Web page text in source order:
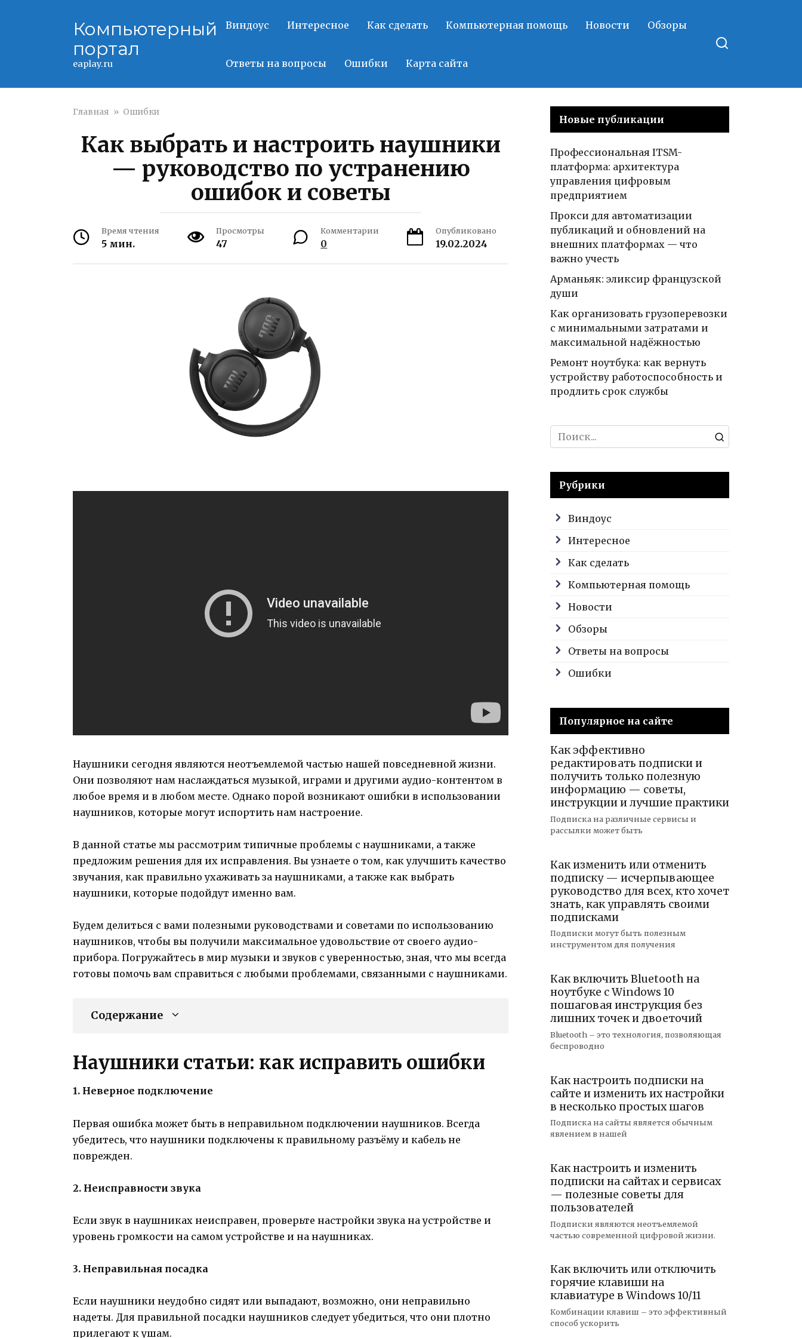
Компьютерный
портал
eaplay.ru
Виндоус Интересное Как сделать Компьютерная помощь Новости Обзоры
Ответы на вопросы Ошибки Карта сайта
Главная » Ошибки
Как выбрать и настроить наушники
— руководство по устранению
ошибок и советы
Время чтения
5 мин.
Просмотры
47
Комментарии
0
Опубликовано
19.02.2024
Наушники сегодня являются неотъемлемой частью нашей повседневной жизни.
Они позволяют нам наслаждаться музыкой, играми и другими аудио-контентом в
любое время и в любом месте. Однако порой возникают ошибки в использовании
наушников, которые могут испортить нам настроение.
В данной статье мы рассмотрим типичные проблемы с наушниками, а также
предложим решения для их исправления. Вы узнаете о том, как улучшить качество
звучания, как правильно ухаживать за наушниками, а также как выбрать
наушники, которые подойдут именно вам.
Будем делиться с вами полезными руководствами и советами по использованию
наушников, чтобы вы получили максимальное удовольствие от своего аудио-
прибора. Погружайтесь в мир музыки и звуков с уверенностью, зная, что мы всегда
готовы помочь вам справиться с любыми проблемами, связанными с наушниками.
Содержание
Наушники статьи: как исправить ошибки
1. Неверное подключение
Первая ошибка может быть в неправильном подключении наушников. Всегда
убедитесь, что наушники подключены к правильному разъёму и кабель не
поврежден.
2. Неисправности звука
Если звук в наушниках неисправен, проверьте настройки звука на устройстве и
уровень громкости на самом устройстве и на наушниках.
3. Неправильная посадка
Если наушники неудобно сидят или выпадают, возможно, они неправильно
надеты. Для правильной посадки наушников следует убедиться, что они плотно
прилегают к ушам.
Новые публикации
Профессиональная ITSM-
платформа: архитектура
управления цифровым
предприятием
Прокси для автоматизации
публикаций и обновлений на
внешних платформах — что
важно учесть
Арманьяк: эликсир французской
души
Как организовать грузоперевозки
с минимальными затратами и
максимальной надёжностью
Ремонт ноутбука: как вернуть
устройству работоспособность и
продлить срок службы
Search
for:
Рубрики
Виндоус
Интересное
Как сделать
Компьютерная помощь
Новости
Обзоры
Ответы на вопросы
Ошибки
Популярное на сайте
Как эффективно
редактировать подписки и
получить только полезную
информацию — советы,
инструкции и лучшие практики
Подписка на различные сервисы и
рассылки может быть
Как изменить или отменить
подписку — исчерпывающее
руководство для всех, кто хочет
знать, как управлять своими
подписками
Подписки могут быть полезным
инструментом для получения
Как включить Bluetooth на
ноутбуке с Windows 10
пошаговая инструкция без
лишних точек и двоеточий
Bluetooth – это технология, позволяющая
беспроводно
Как настроить подписки на
сайте и изменить их настройки
в несколько простых шагов
Подписка на сайты является обычным
явлением в нашей
Как настроить и изменить
подписки на сайтах и сервисах
— полезные советы для
пользователей
Подписки являются неотъемлемой
частью современной цифровой жизни.
Как включить или отключить
горячие клавиши на
клавиатуре в Windows 10/11
Комбинации клавиш – это эффективный
способ ускорить